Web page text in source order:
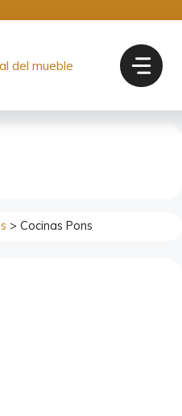
del mueble
> Cocinas Pons